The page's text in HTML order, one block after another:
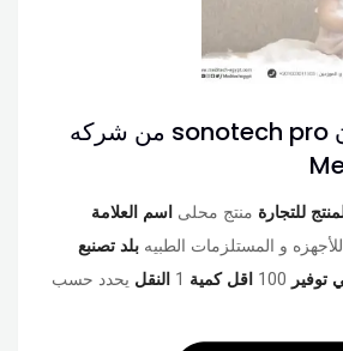
فيتال دوبلر ملون sonotech pro من شركه
للتجارة منتج محلى اسم العلامة
و المستلزمات الطبيه بلد تصنبع
توفير 100 اقل كمية 1 النقل يحدد حسب